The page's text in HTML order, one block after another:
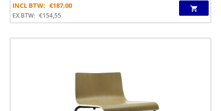
INCL BTW: €187,00
EX BTW: €154,55